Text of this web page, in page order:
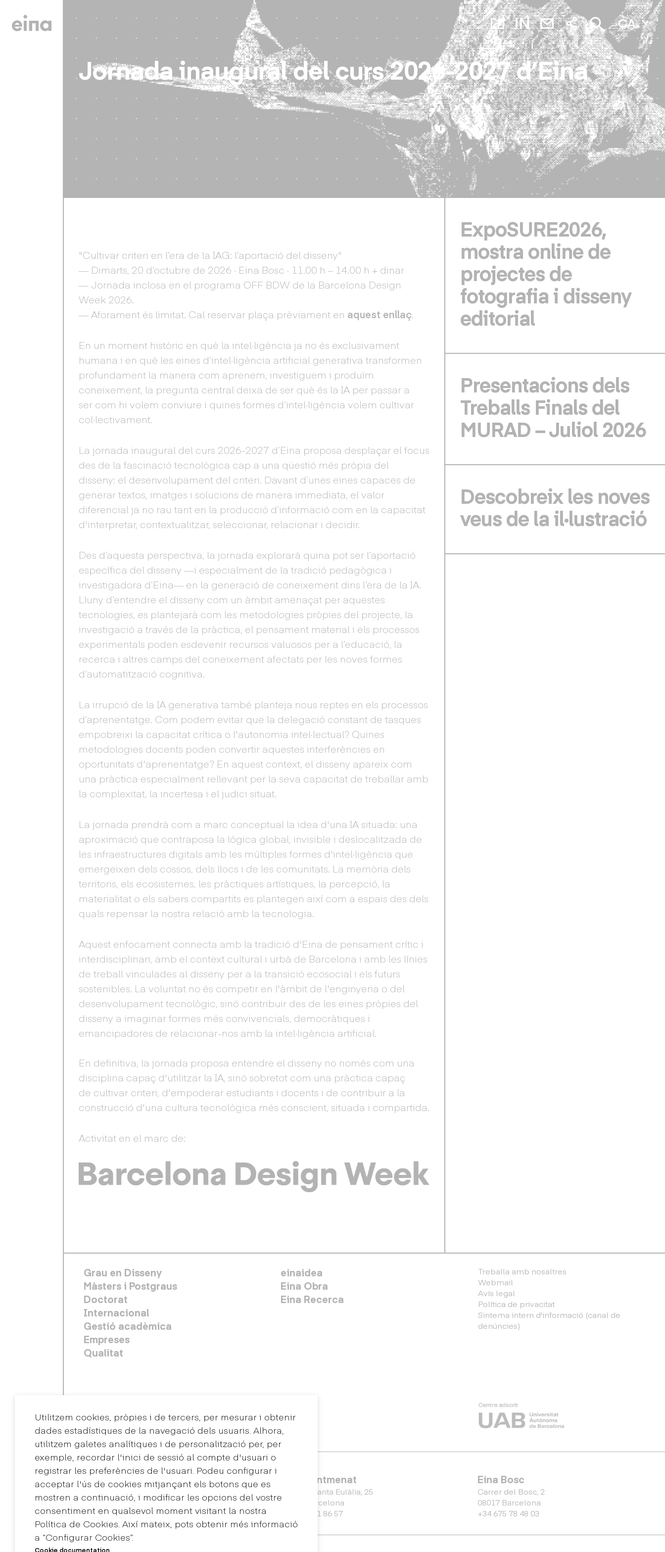
al
contingut
CA
Jornada inaugural del curs 2026-2027 d’Eina
"Cultivar criteri en l’era de la IAG: l’aportació del disseny"
— Dimarts, 20 d’octubre de 2026 · Eina Bosc · 11.00 h – 14.00 h + dinar
— Jornada inclosa en el programa OFF BDW de la Barcelona Design
Week 2026.
— Aforament és limitat. Cal reservar plaça prèviament en aquest enllaç.
En un moment històric en què la intel·ligència ja no és exclusivament
humana i en què les eines d’intel·ligència artificial generativa transformen
profundament la manera com aprenem, investiguem i produïm
coneixement, la pregunta central deixa de ser què és la IA per passar a
ser com hi volem conviure i quines formes d’intel·ligència volem cultivar
col·lectivament.
La jornada inaugural del curs 2026-2027 d’Eina proposa desplaçar el focus
des de la fascinació tecnològica cap a una qüestió més pròpia del
disseny: el desenvolupament del criteri. Davant d’unes eines capaces de
generar textos, imatges i solucions de manera immediata, el valor
diferencial ja no rau tant en la producció d’informació com en la capacitat
d'interpretar, contextualitzar, seleccionar, relacionar i decidir.
Des d’aquesta perspectiva, la jornada explorarà quina pot ser l’aportació
específica del disseny —i especialment de la tradició pedagògica i
investigadora d’Eina— en la generació de coneixement dins l’era de la IA.
Lluny d’entendre el disseny com un àmbit amenaçat per aquestes
tecnologies, es plantejarà com les metodologies pròpies del projecte, la
investigació a través de la pràctica, el pensament material i els processos
experimentals poden esdevenir recursos valuosos per a l’educació, la
recerca i altres camps del coneixement afectats per les noves formes
d’automatització cognitiva.
La irrupció de la IA generativa també planteja nous reptes en els processos
d’aprenentatge. Com podem evitar que la delegació constant de tasques
empobreixi la capacitat crítica o l'autonomia intel·lectual? Quines
metodologies docents poden convertir aquestes interferències en
oportunitats d'aprenentatge? En aquest context, el disseny apareix com
una pràctica especialment rellevant per la seva capacitat de treballar amb
la complexitat, la incertesa i el judici situat.
La jornada prendrà com a marc conceptual la idea d'una IA situada: una
aproximació que contraposa la lògica global, invisible i deslocalitzada de
les infraestructures digitals amb les múltiples formes d'intel·ligència que
emergeixen dels cossos, dels llocs i de les comunitats. La memòria dels
territoris, els ecosistemes, les pràctiques artístiques, la percepció, la
materialitat o els sabers compartits es plantegen així com a espais des dels
quals repensar la nostra relació amb la tecnologia.
Aquest enfocament connecta amb la tradició d'Eina de pensament crític i
interdisciplinari, amb el context cultural i urbà de Barcelona i amb les línies
de treball vinculades al disseny per a la transició ecosocial i els futurs
sostenibles. La voluntat no és competir en l'àmbit de l'enginyeria o del
desenvolupament tecnològic, sinó contribuir des de les eines pròpies del
disseny a imaginar formes més convivencials, democràtiques i
emancipadores de relacionar-nos amb la intel·ligència artificial.
En definitiva, la jornada proposa entendre el disseny no només com una
disciplina capaç d'utilitzar la IA, sinó sobretot com una pràctica capaç
de cultivar criteri, d'empoderar estudiants i docents i de contribuir a la
construcció d'una cultura tecnològica més conscient, situada i compartida.
Activitat en el marc de:
ExpoSURE2026,
mostra online de
projectes de
fotografia i disseny
editorial
Presentacions dels
Treballs Finals del
MURAD – Juliol 2026
Descobreix les noves
veus de la il·lustració
Utilitzem cookies, pròpies i de tercers, per mesurar i obtenir
dades estadístiques de la navegació dels usuaris. Alhora,
utilitzem galetes analítiques i de personalització per, per
exemple, recordar l'inici de sessió al compte d'usuari o
registrar les preferències de l'usuari. Podeu configurar i
acceptar l'ús de cookies mitjançant els botons que es
mostren a continuació, i modificar les opcions del vostre
consentiment en qualsevol moment visitant la nostra
Política de Cookies. Així mateix, pots obtenir més informació
a “Configurar Cookies”.
Cookie documentation
FOOTER PRINCIPAL
Grau en Disseny
Màsters i Postgraus
Doctorat
Internacional
Gestió acadèmica
Empreses
Qualitat
MENÚ SECUNDARIO
einaidea
Eina Obra
Eina Recerca
Treballa amb nosaltres
Webmail
Avís legal
Política de privacitat
Sintema intern d'informació (canal de
denúncies)
Contacte
info@eina.cat
Eina Sentmenat
Passeig Santa Eulàlia, 25
08017 Barcelona
+34 672 31 86 57
Eina Bosc
Carrer del Bosc, 2
08017 Barcelona
+34 675 78 48 03